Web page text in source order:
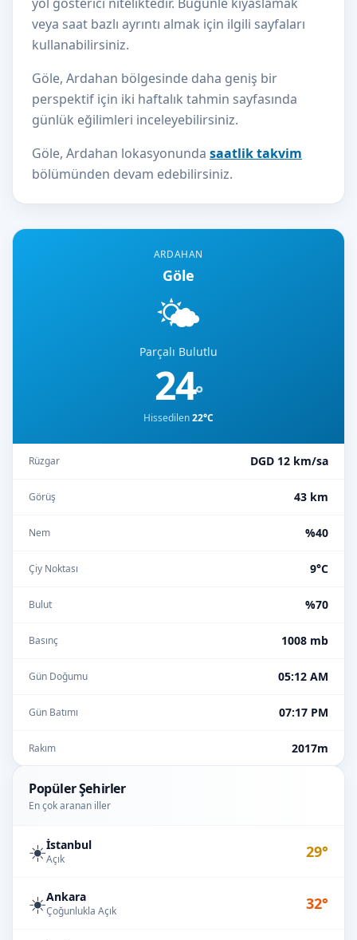
ARDAHAN
Göle
🌤️
Parçalı Bulutlu
24°
Hissedilen22°C
Rüzgar DGD 12 km/sa
Görüş 43 km
Nem %40
Çiy Noktası 9°C
Bulut %70
Basınç 1008 mb
Gün Doğumu 05:12 AM
Gün Batımı 07:17 PM
Rakım 2017m
Popüler Şehirler
En çok aranan iller
☀️İstanbul
Açık 29°
☀️Ankara
Çoğunlukla Açık 32°
veya saat bazlı ayrıntı almak için ilgili sayfaları
kullanabilirsiniz.
Göle, Ardahan bölgesinde daha geniş bir
perspektif için iki haftalık tahmin sayfasında
günlük eğilimleri inceleyebilirsiniz.
Göle, Ardahan lokasyonunda saatlik takvim
bölümünden devam edebilirsiniz.